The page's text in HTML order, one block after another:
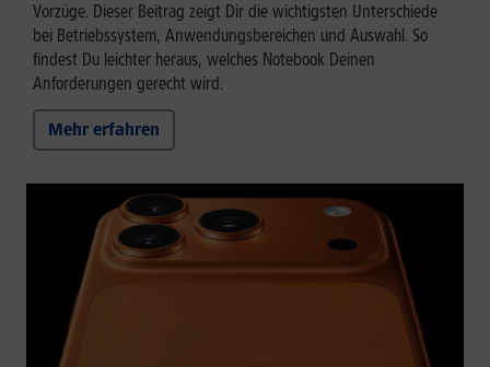
Vorzüge. Dieser Beitrag zeigt Dir die wichtigsten Unterschiede
bei Betriebssystem, Anwendungsbereichen und Auswahl. So
findest Du leichter heraus, welches Notebook Deinen
Anforderungen gerecht wird.
Mehr erfahren